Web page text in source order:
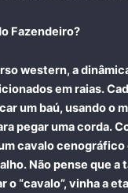
Fazendeiro?
western, a
em raias.
um baú, usando o
pegar uma corda.
cavalo
Não pense que a
o “cavalo”, vinha a